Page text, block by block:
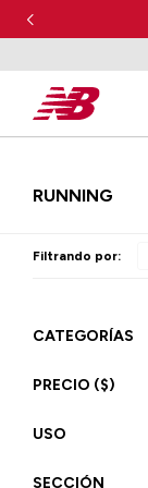
RUNNING
Filtrando por:
CATEGORÍAS
PRECIO ($)
USO
SECCIÓN